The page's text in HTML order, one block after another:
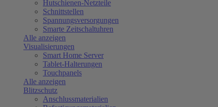
Hutschienen-Netzteile
Schnittstellen
Spannungsversorgungen
Smarte Zeitschaltuhren
Alle anzeigen
Visualisierungen
Smart Home Server
Tablet-Halterungen
Touchpanels
Alle anzeigen
Blitzschutz
Anschlussmaterialien